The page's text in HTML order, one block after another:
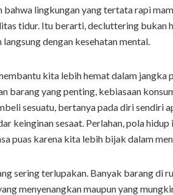
bahwa lingkungan yang tertata rapi
tidur. Itu berarti, decluttering bukan
dengan kesehatan mental.
kita lebih hemat dalam jangka
barang yang penting, kebiasaan
sesuatu, bertanya pada diri sendiri
keinginan sesaat. Perlahan, pola
puas karena kita lebih bijak dalam
sering terlupakan. Banyak barang di
menyenangkan maupun yang